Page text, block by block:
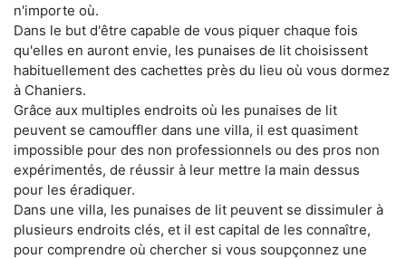
n'importe où.
Dans le but d'être capable de vous piquer chaque fois
qu'elles en auront envie, les punaises de lit choisissent
habituellement des cachettes près du lieu où vous dormez
à Chaniers.
Grâce aux multiples endroits où les punaises de lit
peuvent se camouffler dans une villa, il est quasiment
impossible pour des non professionnels ou des pros non
expérimentés, de réussir à leur mettre la main dessus
pour les éradiquer.
Dans une villa, les punaises de lit peuvent se dissimuler à
plusieurs endroits clés, et il est capital de les connaître,
pour comprendre où chercher si vous soupçonnez une